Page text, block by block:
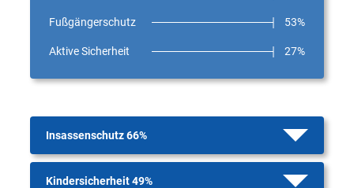
Fußgängerschutz 53%
Aktive Sicherheit 27%
Insassenschutz 66%
Kindersicherheit 49%